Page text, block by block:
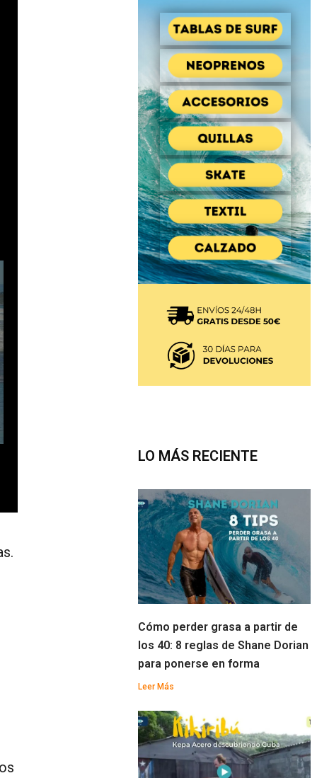
LO MÁS RECIENTE
Cómo perder grasa a partir de
los 40: 8 reglas de Shane Dorian
para ponerse en forma
Leer Más